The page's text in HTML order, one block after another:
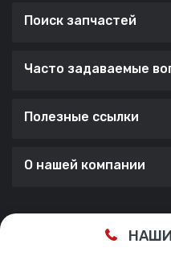
Поиск запчастей
Часто задаваемые
Полезные ссылки
О нашей компании
Сделано с ❤️ в